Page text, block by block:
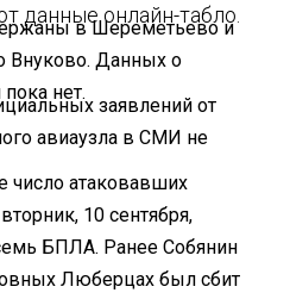
данные онлайн-табло.
в Шереметьево и
Внуково. Данных о
нет.
заявлений от
авиаузла в СМИ не
число атаковавших
10 сентября,
БПЛА. Ранее Собянин
Люберцах был сбит